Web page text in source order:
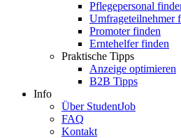
Pflegepersonal
Umfrageteilnehmer
Promoter finden
Erntehelfer finden
Praktische Tipps
Anzeige optimieren
B2B Tipps
Info
Über StudentJob
FAQ
Kontakt